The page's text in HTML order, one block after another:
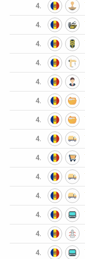
4.
4.
4.
4.
4.
4.
4.
4.
4.
4.
4.
4.
4.
4.